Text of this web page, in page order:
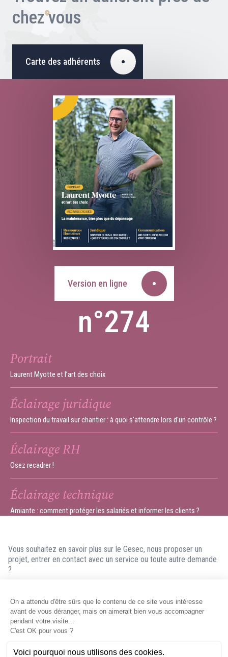
chez vous
Carte des adhérents
Version en ligne
n°274
Portrait
Laurent Myotte et l’art des choix
Éclairage juridique
Inspection du travail sur chantier : à quoi s'attendre lors d'un contrôle ?
Éclairage RH
Osez recadrer !
Éclairage technique
Amiante : comment protéger les salariés et informer les clients ?
Vous souhaitez en savoir plus sur le Gesec, nous proposer un
projet, entrer en contact avec un service ou toute autre demande
?
répondre dans les meilleurs délais.